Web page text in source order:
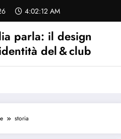
4:02:12 AM
parla: il design
del & club
storia